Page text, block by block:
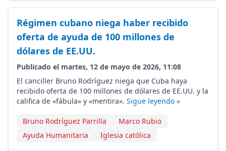
Régimen cubano niega haber recibido
oferta de ayuda de 100 millones de
dólares de EE.UU.
Publicado el martes, 12 de mayo de 2026, 11:08
El canciller Bruno Rodríguez niega que Cuba haya
recibido oferta de 100 millones de dólares de EE.UU. y la
califica de «fábula» y «mentira». Sigue leyendo »
Bruno Rodríguez Parrilla
Marco Rubio
Ayuda Humanitaria
Iglesia católica